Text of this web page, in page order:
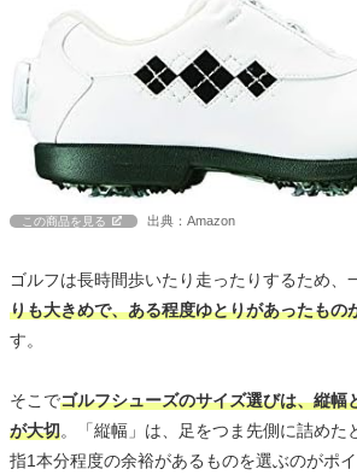
この商品を見る 出典：Amazon
ゴルフは長時間歩いたり走ったりするため、
りも大きめで、ある程度ゆとりがあったもの
す。
そこでゴルフシューズのサイズ選びは、縦幅
が大切。「縦幅」は、足をつま先側に詰めた
指1本分程度の余裕があるものを選ぶのがポ